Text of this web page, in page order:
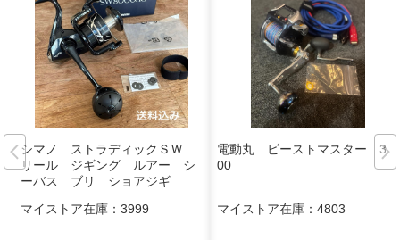
シマノ ストラディックＳＷ
リール ジギング ルアー シ
ーバス ブリ ショアジギ
マイストア在庫： 3999
電動丸 ビーストマスター 30
00
マイストア在庫： 4803